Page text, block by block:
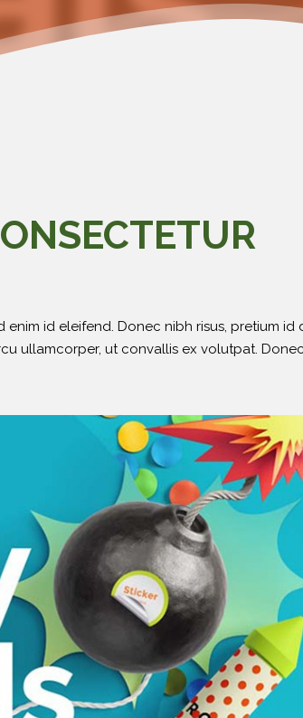
id eleifend. Donec nibh risus, pretium id
ullamcorper, ut convallis ex volutpat.